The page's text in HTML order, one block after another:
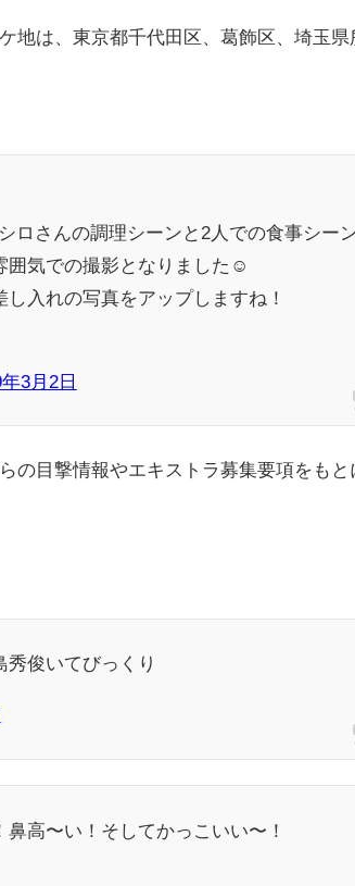
地は、東京都千代田区、葛飾区、埼玉県
ロさんの調理シーンと2人での食事シー
囲気での撮影となりました☺️
入れの写真をアップしますね！
3月2日
の目撃情報やエキストラ募集要項をもと
俊いてびっくり
高〜い！そしてかっこいい〜！